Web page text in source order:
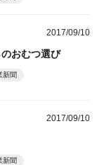
2017/09/10
おむつ選び
新聞
2017/09/10
新聞